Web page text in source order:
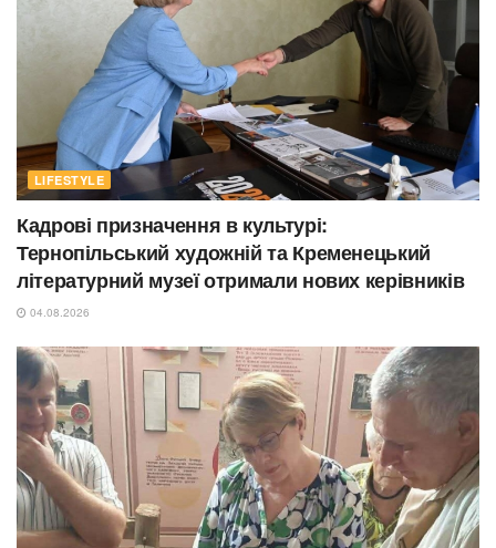
LIFESTYLE
Кадрові призначення в культурі:
Тернопільський художній та Кременецький
літературний музеї отримали нових керівників
04.08.2026